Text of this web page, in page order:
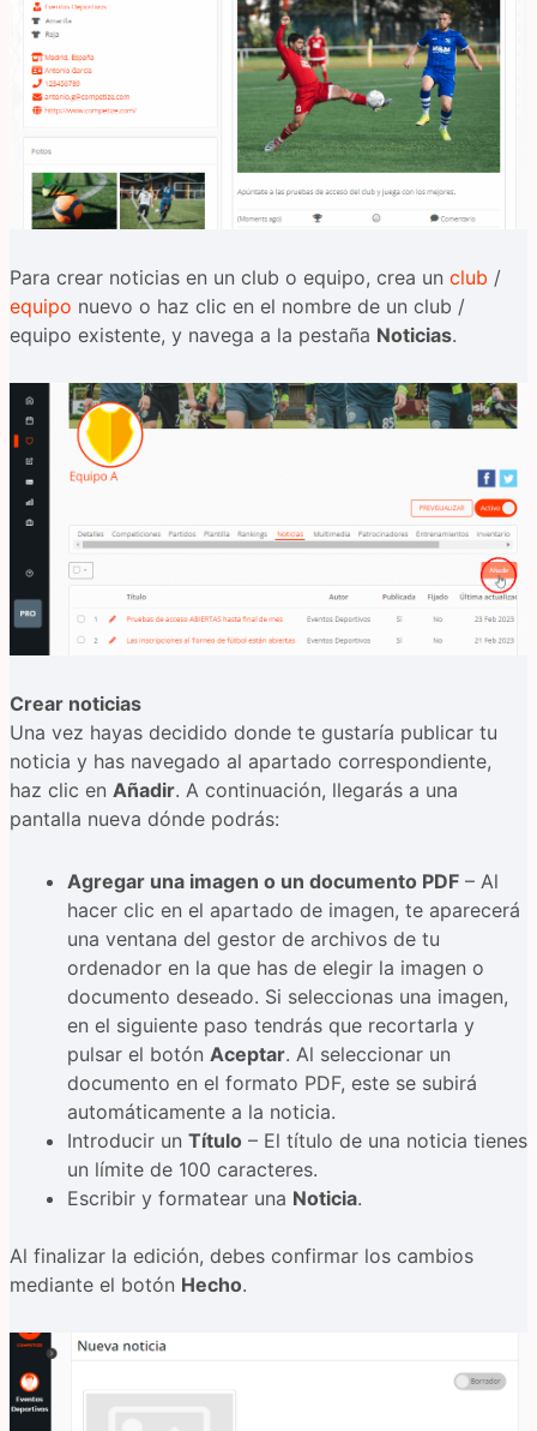
Para crear noticias en un club o equipo, crea un club /
equipo nuevo o haz clic en el nombre de un club /
equipo existente, y navega a la pestaña Noticias.
Crear noticias
Una vez hayas decidido donde te gustaría publicar tu
noticia y has navegado al apartado correspondiente,
haz clic en Añadir. A continuación, llegarás a una
pantalla nueva dónde podrás:
Agregar una imagen o un documento PDF– Al
hacer clic en el apartado de imagen, te aparecerá
una ventana del gestor de archivos de tu
ordenador en la que has de elegir la imagen o
documento deseado. Si seleccionas una imagen,
en el siguiente paso tendrás que recortarla y
pulsar el botón Aceptar. Al seleccionar un
documento en el formato PDF, este se subirá
automáticamente a la noticia.
Introducir un Título– El título de una noticia tienes
un límite de 100 caracteres.
Escribir y formatear una Noticia.
Al finalizar la edición, debes confirmar los cambios
mediante el botón Hecho.